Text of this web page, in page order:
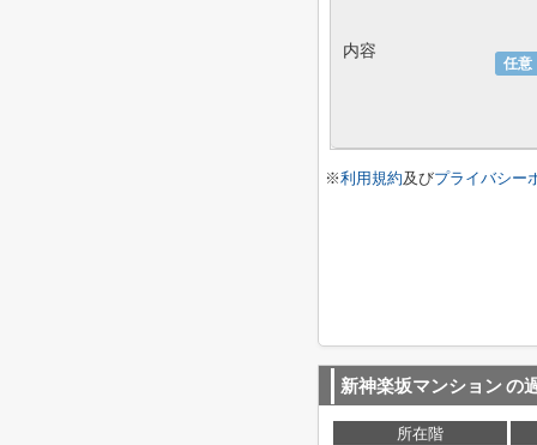
任意
内容
※利用規約及びプライバシー
新神楽坂マンションの
所在階